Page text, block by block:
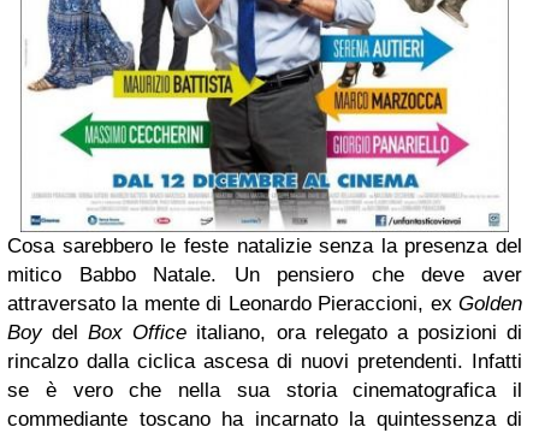
Cosa sarebbero le feste natalizie senza la presenza del
mitico Babbo Natale. Un pensiero che deve aver
attraversato la mente di Leonardo Pieraccioni, ex Golden
BoydelBox Office italiano, ora relegato a posizioni di
rincalzo dalla ciclica ascesa di nuovi pretendenti. Infatti
se è vero che nella sua storia cinematografica il
commediante toscano ha incarnato la quintessenza di